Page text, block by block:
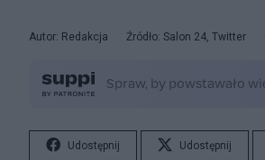
Autor: Redakcja Źródło: Salon 24, Twitter
Udostępnij Udostępnij